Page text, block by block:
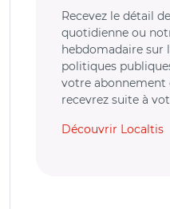
Recevez le détail
quotidienne ou
hebdomadaire sur
politiques
votre abonnement
recevrez suite à
Découvrir Localtis